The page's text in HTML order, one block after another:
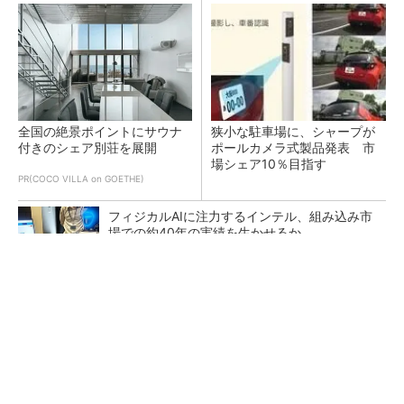
全国の絶景ポイントにサウナ
付きのシェア別荘を展開
PR(COCO VILLA on GOETHE)
狭小な駐車場に、シャープが
ポールカメラ式製品発表 市
場シェア10％目指す
フィジカルAIに注力するインテル、組み込み市
場での約40年の実績を生かせるか